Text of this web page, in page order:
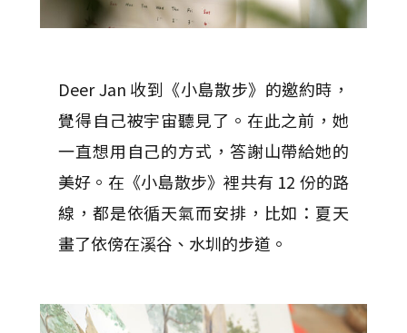
Deer Jan 收到《小島散步》的邀約時，
覺得自己被宇宙聽見了。在此之前，她
一直想用自己的方式，答謝山帶給她的
美好。在《小島散步》裡共有 12 份的路
線，都是依循天氣而安排，比如：夏天
畫了依傍在溪谷、水圳的步道。